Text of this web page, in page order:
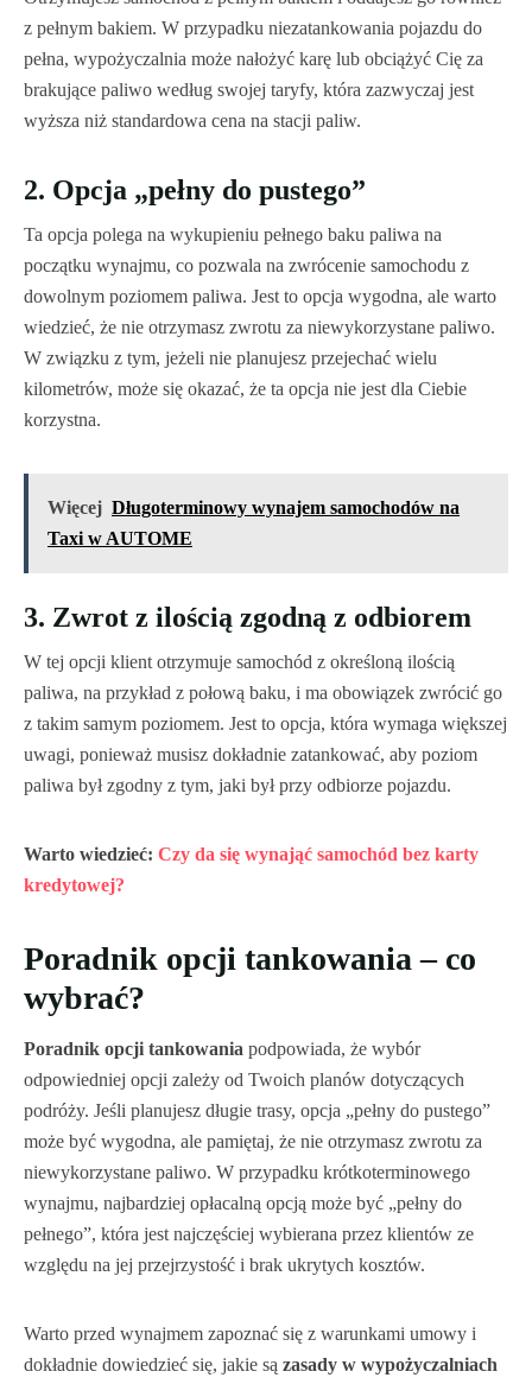
z pełnym bakiem. W przypadku niezatankowania pojazdu do
pełna, wypożyczalnia może nałożyć karę lub obciążyć Cię za
brakujące paliwo według swojej taryfy, która zazwyczaj jest
wyższa niż standardowa cena na stacji paliw.
2. Opcja „pełny do pustego”
Ta opcja polega na wykupieniu pełnego baku paliwa na
początku wynajmu, co pozwala na zwrócenie samochodu z
dowolnym poziomem paliwa. Jest to opcja wygodna, ale warto
wiedzieć, że nie otrzymasz zwrotu za niewykorzystane paliwo.
W związku z tym, jeżeli nie planujesz przejechać wielu
kilometrów, może się okazać, że ta opcja nie jest dla Ciebie
korzystna.
Więcej Długoterminowy wynajem samochodów na
Taxi w AUTOME
3. Zwrot z ilością zgodną z odbiorem
W tej opcji klient otrzymuje samochód z określoną ilością
paliwa, na przykład z połową baku, i ma obowiązek zwrócić go
z takim samym poziomem. Jest to opcja, która wymaga większej
uwagi, ponieważ musisz dokładnie zatankować, aby poziom
paliwa był zgodny z tym, jaki był przy odbiorze pojazdu.
Warto wiedzieć: Czy da się wynająć samochód bez karty
kredytowej?
Poradnik opcji tankowania – co
wybrać?
Poradnik opcji tankowania podpowiada, że wybór
odpowiedniej opcji zależy od Twoich planów dotyczących
podróży. Jeśli planujesz długie trasy, opcja „pełny do pustego”
może być wygodna, ale pamiętaj, że nie otrzymasz zwrotu za
niewykorzystane paliwo. W przypadku krótkoterminowego
wynajmu, najbardziej opłacalną opcją może być „pełny do
pełnego”, która jest najczęściej wybierana przez klientów ze
względu na jej przejrzystość i brak ukrytych kosztów.
Warto przed wynajmem zapoznać się z warunkami umowy i
dokładnie dowiedzieć się, jakie są zasady w wypożyczalniach